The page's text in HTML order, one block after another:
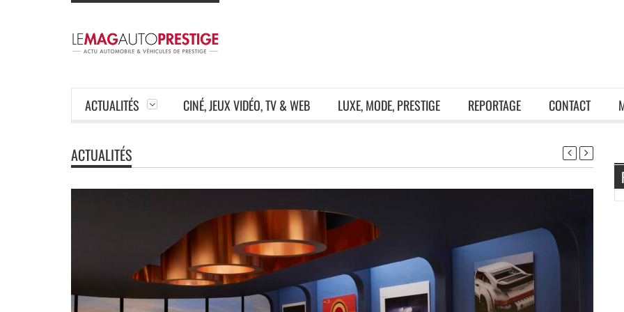
ACTUALITÉS CINÉ, JEUX VIDÉO, TV & WEB LUXE, MODE, PRESTIGE REPORTAGE CONTACT
ACTUALITÉS